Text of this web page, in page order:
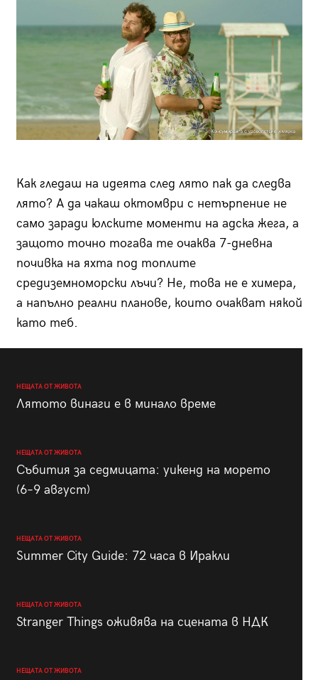
Как гледаш на идеята след лято пак да следва
лято? А да чакаш октомври с нетърпение не
само заради юлските моменти на адска жега, а
защото точно тогава те очаква 7-дневна
почивка на яхта под топлите
средиземноморски лъчи? Не, това не е химера,
а напълно реални планове, които очакват някой
като теб.
НЕЩАТА ОТ ЖИВОТА
Лятото винаги е в минало време
НЕЩАТА ОТ ЖИВОТА
Събития за седмицата: уикенд на морето
(6–9 август)
НЕЩАТА ОТ ЖИВОТА
Summer City Guide: 72 часа в Иракли
НЕЩАТА ОТ ЖИВОТА
Stranger Things оживява на сцената в НДК
НЕЩАТА ОТ ЖИВОТА